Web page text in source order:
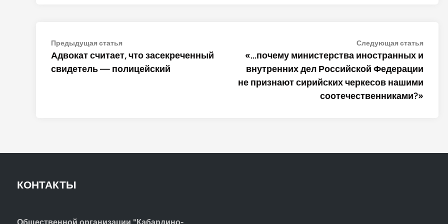
Навигация
по
записям
Предыдущая статьяПредыдущая
статья:
Адвокат считает, что засекреченный
свидетель — полицейский
Следующая статья
«…почему министерства иностранных и
внутренних дел Российской Федерации
не признают сирийских черкесов нашими
соотечественниками?»
КОНТАКТЫ
Общественной организации "Кабардино-